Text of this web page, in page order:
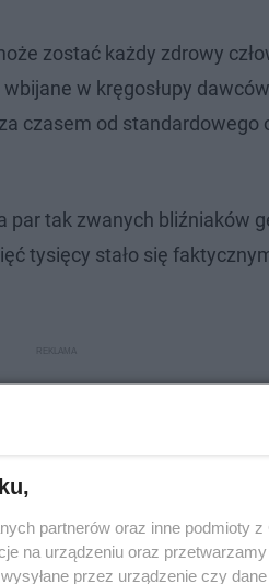
zostać każdy zdrowy
w kręgosłupy
czasem od standardowego
par tak zwanych bliźniaków
tysięcy stało się
partnerów oraz inne podmioty
na urządzeniu oraz
przez urządzenie czy